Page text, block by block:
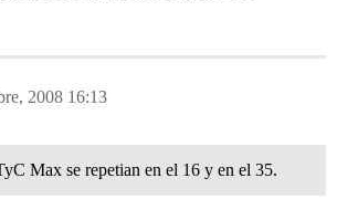
2008 16:13
Max se repetian en el 16 y en el 35.